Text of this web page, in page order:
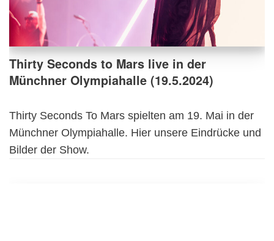
Thirty Seconds to Mars live in der
Münchner Olympiahalle (19.5.2024)
Thirty Seconds To Mars spielten am 19. Mai in der
Münchner Olympiahalle. Hier unsere Eindrücke und
Bilder der Show.